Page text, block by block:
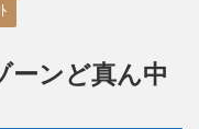
ーンど真ん中